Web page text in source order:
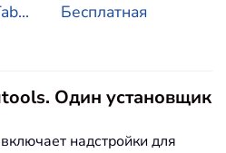
Бесплатная
Один установщик
включает надстройки для